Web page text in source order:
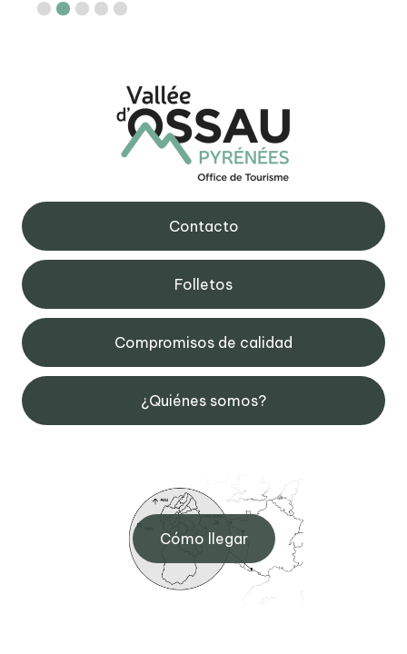
Contacto
Folletos
Compromisos de calidad
¿Quiénes somos?
Cómo llegar